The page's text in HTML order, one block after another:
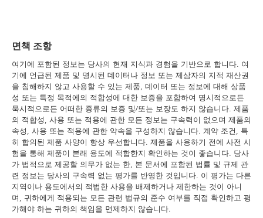
면책 조항
여기에 포함된 정보는 당사의 현재 지식과 경험을 기반으로 합니다. 여
기에 언급된 제품 및 명시된 데이터나 정보 또는 제삼자의 지적 재산권
을 침해하지 않고 사용할 수 있는 제품, 데이터 또는 정보에 대해 상품
성 또는 특정 목적에의 적합성에 대한 보증을 포함하여 명시적으로든
묵시적으로든 어떠한 종류의 보증 및/또는 보장도 하지 않습니다. 제품
의 적합성, 사용 또는 적용에 관한 모든 정보는 구속력이 없으며 제품의
속성, 사용 또는 적용에 관한 약속을 구성하지 않습니다. 계약 조건, 특
히 합의된 제품 사양이 항상 우선합니다. 제품을 사용하기 전에 사전 시
험을 통해 제품이 본래 용도에 적합한지 확인하는 것이 좋습니다. 당사
가 법적으로 제공할 의무가 없는 한, 본 문서에 포함된 법률 및 규제 관
련 정보는 당사의 구속력 없는 평가를 반영한 것입니다. 이 평가는 다른
지역이나 용도에서의 적법한 사용을 배제하거나 제한하는 것이 아니
며, 귀하에게 적용되는 모든 관련 법규의 준수 여부를 직접 확인하고 평
가해야 하는 귀하의 책임을 면제하지 않습니다.